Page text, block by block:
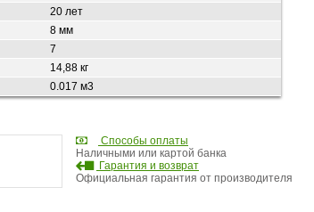
20 лет
8 мм
7
14,88 кг
0.017 м3
Способы оплаты
Наличными или картой банка
Гарантия и возврат
Официальная гарантия от производителя